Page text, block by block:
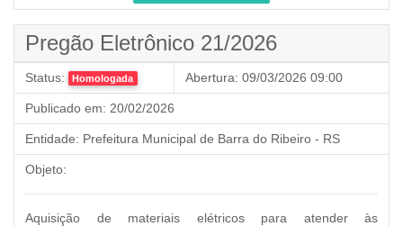
Pregão Eletrônico 21/2026
Status: Homologada Abertura: 09/03/2026 09:00
Publicado em: 20/02/2026
Entidade: Prefeitura Municipal de Barra do Ribeiro - RS
Objeto:
Aquisição de materiais elétricos para atender às